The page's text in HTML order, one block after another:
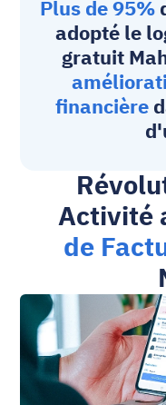
Plus de 95%
adopté le
gratuit
financière
Activité
de